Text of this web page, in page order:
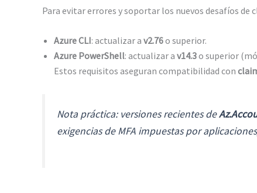
Para evitar errores y soportar los nuevos desafíos de
Azure CLI: actualizar a v2.76o superior.
Azure PowerShell: actualizar a v14.3o superior
Estos requisitos aseguran compatibilidad con
Nota práctica: versiones recientes de
exigencias de MFA impuestas por